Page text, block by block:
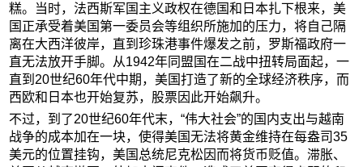
糕。当时，法西斯军国主义政权在德国和日本扎下根来，美
国正承受着美国第一委员会等组织所施加的压力，将自己隔
离在大西洋彼岸，直到珍珠港事件爆发之前，罗斯福政府一
直无法放开手脚。从1942年同盟国在二战中扭转局面起，一
直到20世纪60年代中期，美国打造了新的全球经济秩序，而
西欧和日本也开始复苏，股票因此开始飙升。
不过，到了20世纪60年代末，“伟大社会”的国内支出与越南
战争的成本加在一块，使得美国无法将黄金维持在每盎司35
美元的位置挂钩，美国总统尼克松因而将货币贬值。滞胀、